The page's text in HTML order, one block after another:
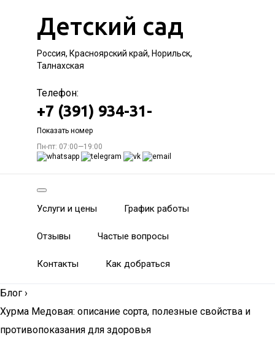
Детский сад
Россия, Красноярский край, Норильск,
Талнахская
Телефон:
+7 (391) 934-31-
Показать номер
Пн-пт: 07:00—19:00
Услуги и цены График работы
Отзывы Частые вопросы
Контакты Как добраться
Блог ›
Хурма Медовая: описание сорта, полезные свойства и
противопоказания для здоровья